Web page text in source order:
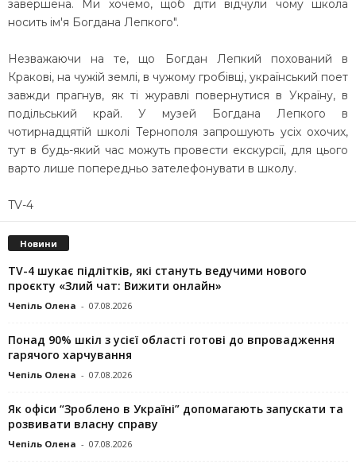
завершена. Ми хочемо, щоб діти відчули чому школа
носить ім'я Богдана Лепкого".
Незважаючи на те, що Богдан Лепкий похований в
Кракові, на чужій землі, в чужому гробівці, український поет
завжди прагнув, як ті журавлі повернутися в Україну, в
подільський край. У музей Богдана Лепкого в
чотирнадцятій школі Тернополя запрошують усіх охочих,
тут в будь-який час можуть провести екскурсії, для цього
варто лише попередньо зателефонувати в школу.
TV-4
Новини
TV-4 шукає підлітків, які стануть ведучими нового
проєкту «Злий чат: Вижити онлайн»
Чепіль Олена - 07.08.2026
Понад 90% шкіл з усієї області готові до впровадження
гарячого харчування
Чепіль Олена - 07.08.2026
Як офіси “Зроблено в Україні” допомагають запускaти та
розвивати власну справу
Чепіль Олена - 07.08.2026